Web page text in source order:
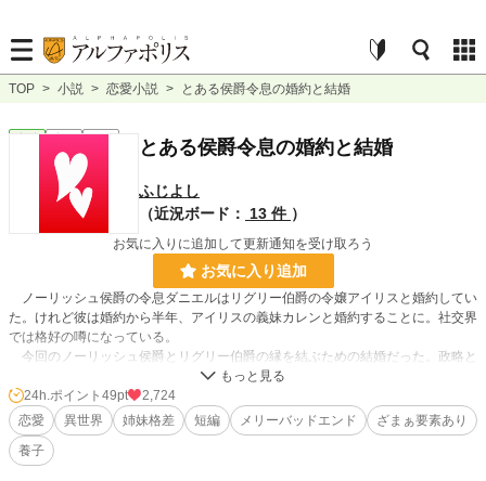
TOP > 小説 > 恋愛小説 > とある侯爵令息の婚約と結婚
完結 短編 とある侯爵令息の婚約と結婚
ふじよし
（近況ボード：
13 件 ）
お気に入りに追加して更新通知を受け取ろう
お気に入り追加
ノーリッシュ侯爵の令息ダニエルはリグリー伯爵の令嬢アイリスと婚約してい
た。けれど彼は婚約から半年、アイリスの義妹カレンと婚約することに。社交界
では格好の噂になっている。
今回のノーリッシュ侯爵とリグリー伯爵の縁を結ぶための結婚だった。政略と
しては婚約者が姉妹で入れ替わることに問題はないだろうけれど……
小説 15,687 位 / 228,743 件
恋愛
24h.ポイント 49pt
2,724
恋愛
異世界 姉妹格差 短編 メリーバッドエンド
ざまぁ要素あり
養子